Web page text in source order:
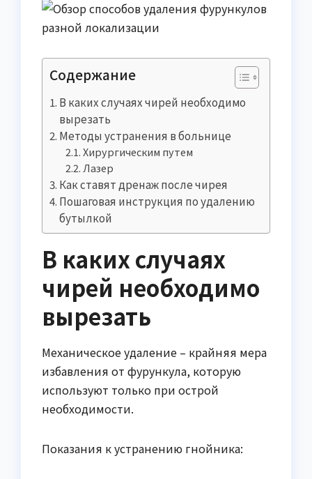
Содержание
В каких случаях чирей необходимо
вырезать
Методы устранения в больнице
Хирургическим путем
Лазер
Как ставят дренаж после чирея
Пошаговая инструкция по удалению
бутылкой
В каких случаях
чирей необходимо
вырезать
Механическое удаление – крайняя мера
избавления от фурункула, которую
используют только при острой
необходимости.
Показания к устранению гнойника: